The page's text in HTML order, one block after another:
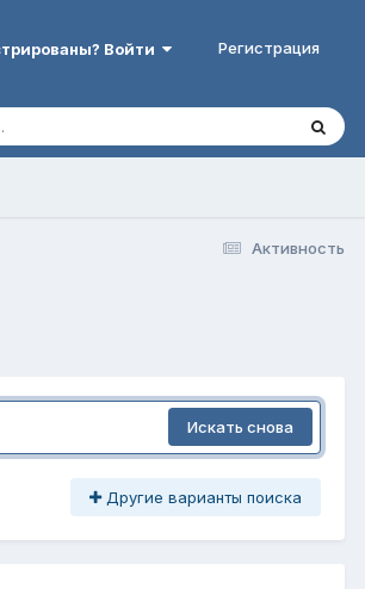
Войти Регистрация
Активность
Искать снова
Другие варианты поиска